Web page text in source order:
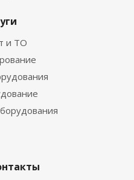
и ТО